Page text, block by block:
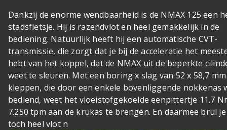
Dankzij de enorme wendbaarheid is de NMAX 125 een
stadsfietsje. Hij is razendvlot en heel gemakkelijk in de
bediening. Natuurlijk heeft hij een automatische CVT-
transmissie, die zorgt dat je bij de acceleratie het
hebt van het koppel, dat de NMAX uit de beperkte
weet te sleuren. Met een boring x slag van 52 x 58,7
kleppen, die door een enkele bovenliggende nokkenas
bediend, weet het vloeistofgekoelde eenpittertje 11.7
7.250 tpm aan de krukas te brengen. En daarmee brul
toch heel vlot n